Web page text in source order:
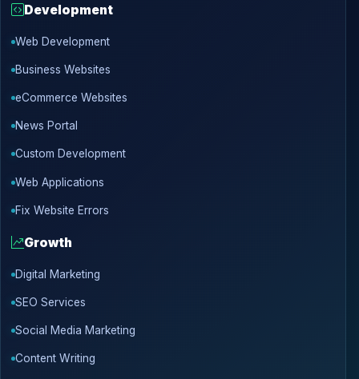
Development
Web Development
Business Websites
eCommerce Websites
News Portal
Custom Development
Web Applications
Fix Website Errors
Growth
Digital Marketing
SEO Services
Social Media Marketing
Content Writing